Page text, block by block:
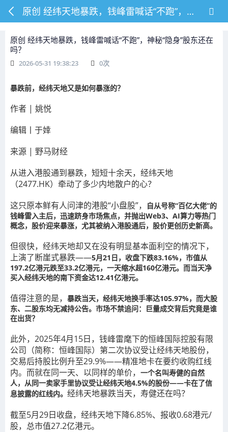
原创 经纬天地暴跌，钱峰雷喊话“不跑”，神秘“隐身”股东还在吗？
原创 经纬天地暴跌，钱峰雷喊话“不跑”，神秘“隐身”股东还在
吗？
2026-05-31 19:38:23 0次
暴跌前，经纬天地又是如何暴涨的？
作者 | 姚悦
编辑丨于婞
来源 | 野马财经
从进入港股通到暴跌，短短十余天，经纬天地
（2477.HK）牵动了多少内地散户的心？
这只原本鲜有人问津的港股“小盘股”，
自从号称“百亿大佬”的
钱峰雷入主后，迅速跻身市场焦点，并抛出Web3、AI算力等热门
概念，股价迎来暴涨，尤其被纳入港股通后，股价更创历史新高。
但很快，经纬天地却又在没有明显基本面利空的情况下，
上演了断崖式暴跌——5月21日，收盘下跌83.16%，市值从
197.2亿港元跌至33.2亿港元，一天缩水超160亿港元。而当天净
买入经纬天地的南下资金达12.41亿港元。
值得注意的是， 暴跌当天，经纬天地换手率达105.97%，而大股
东、二股东均无减持公告。市场不禁追问：巨量成交背后究竟是谁
在出货？
此外，2025年4月15日，钱峰雷麾下的恒峰国际控股有限
公司（简称：恒峰国际）第二次协议受让经纬天地股份，
交易后持股比例升至29.9%——精准地卡在要约收购红线
内。而就在同一天、以同样的单价， 一个名叫寿健的自然
人，从同一卖家手里协议受让经纬天地4.5%的股份——卡在了信
息披露的红线内。 经纬天地暴跌当天，寿健还在吗？
截至5月29日收盘，经纬天地下降6.85%、报收0.68港元/
股，总市值27.2亿港元。